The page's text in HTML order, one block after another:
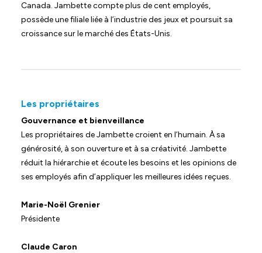
Canada. Jambette compte plus de cent employés,
possède une filiale liée à l’industrie des jeux et poursuit sa
croissance sur le marché des États-Unis.
Les propriétaires
Gouvernance et bienveillance
Les propriétaires de Jambette croient en l’humain. À sa
générosité, à son ouverture et à sa créativité. Jambette
réduit la hiérarchie et écoute les besoins et les opinions de
ses employés afin d’appliquer les meilleures idées reçues.
Marie-Noël Grenier
Présidente
Claude Caron